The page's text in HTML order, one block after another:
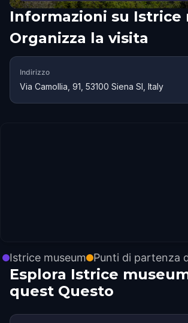
Informazioni su Istrice
Organizza la visita
Indirizzo
Via Camollia, 91, 53100 Siena SI, Italy
Istrice museum Punti di partenza
Esplora Istrice
quest Questo